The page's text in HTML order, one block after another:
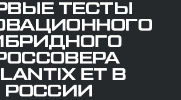
ТЕСТЫ
ET В
РОССИИ